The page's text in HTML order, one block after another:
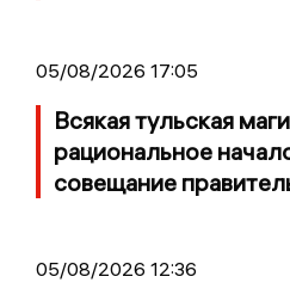
05/08/2026 17:05
Всякая тульская
рациональное
совещание
05/08/2026 12:36